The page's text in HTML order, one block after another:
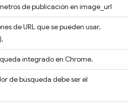
de publicación en image_url
de URL que se pueden usar,
integrado en Chrome.
de búsqueda debe ser el